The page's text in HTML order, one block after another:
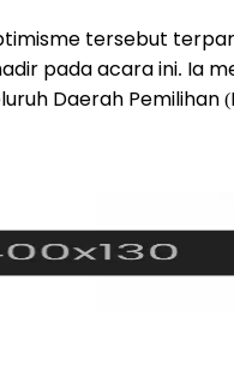
tersebut
pada acara ini. Ia
Daerah